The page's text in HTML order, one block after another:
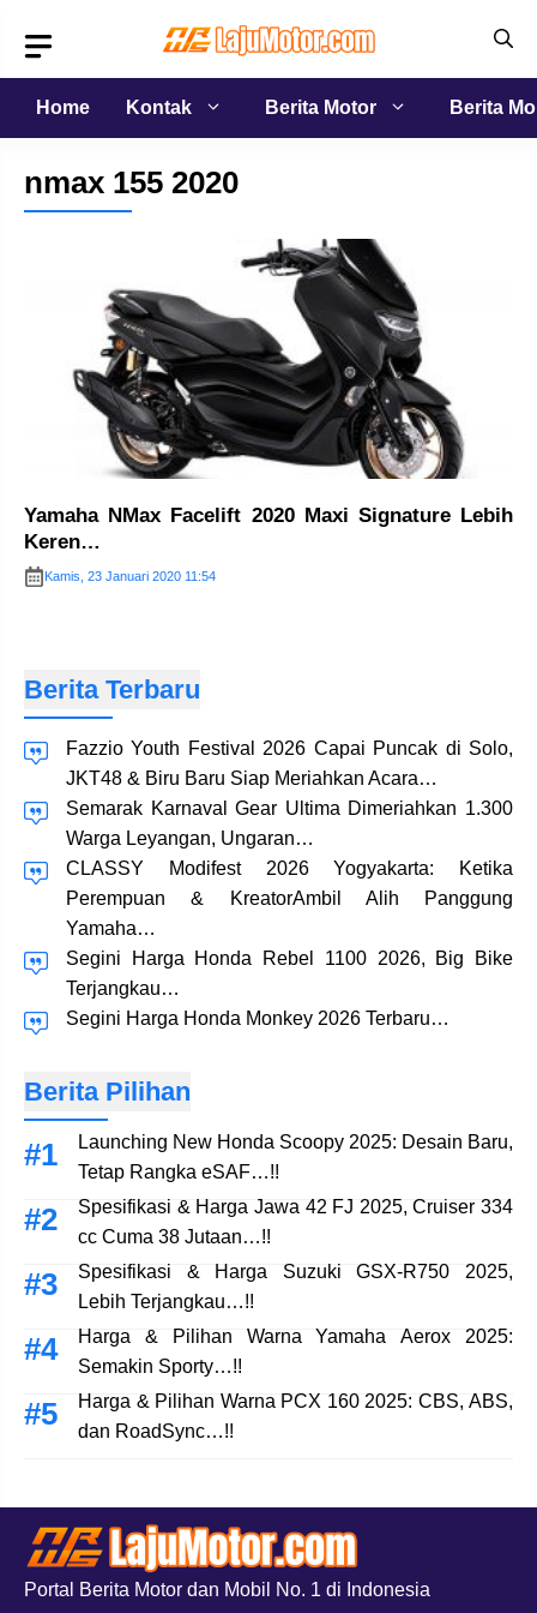
isi
Home
Kontak Berita Motor Berita
nmax 155 2020
Yamaha NMax Facelift 2020 Maxi Signature Lebih
Keren…
Kamis, 23 Januari 2020 11:54
Berita Terbaru
Fazzio Youth Festival 2026 Capai Puncak di Solo,
JKT48 & Biru Baru Siap Meriahkan Acara…
Semarak Karnaval Gear Ultima Dimeriahkan 1.300
Warga Leyangan, Ungaran…
CLASSY Modifest 2026 Yogyakarta: Ketika
Perempuan & KreatorAmbil Alih Panggung
Yamaha…
Segini Harga Honda Rebel 1100 2026, Big Bike
Terjangkau…
Segini Harga Honda Monkey 2026 Terbaru…
Berita Pilihan
Launching New Honda Scoopy 2025: Desain Baru,
Tetap Rangka eSAF…!!
Spesifikasi & Harga Jawa 42 FJ 2025, Cruiser 334
cc Cuma 38 Jutaan…!!
Spesifikasi & Harga Suzuki GSX-R750 2025,
Lebih Terjangkau…!!
Harga & Pilihan Warna Yamaha Aerox 2025:
Semakin Sporty…!!
Harga & Pilihan Warna PCX 160 2025: CBS, ABS,
dan RoadSync…!!
Portal Berita Motor dan Mobil No. 1 di Indonesia